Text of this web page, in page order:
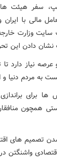
سفر هیئت
مالی با
وزارت
نشان دادن این
نیاز دارد
به مردم دنیا و
برای
همچون منافقان
تصمیم های
واشنگتن